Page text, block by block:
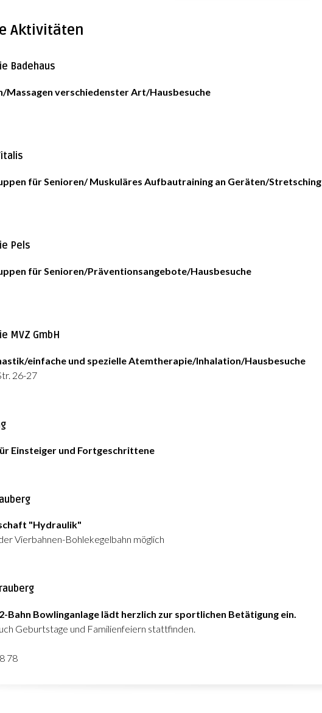
Aktivitäten
Badehaus
Massagen verschiedenster Art/Hausbesuche
für Senioren/ Muskuläres Aufbautraining an Geräten/Stretsching
Pels
für Senioren/Präventionsangebote/Hausbesuche
MVZ GmbH
einfache und spezielle Atemtherapie/Inhalation/Hausbesuche
26-27
Einsteiger und Fortgeschrittene
"Hydraulik"
Vierbahnen-Bohlekegelbahn möglich
Bahn Bowlinganlage lädt herzlich zur sportlichen Betätigung ein.
Geburtstage und Familienfeiern stattfinden.
78